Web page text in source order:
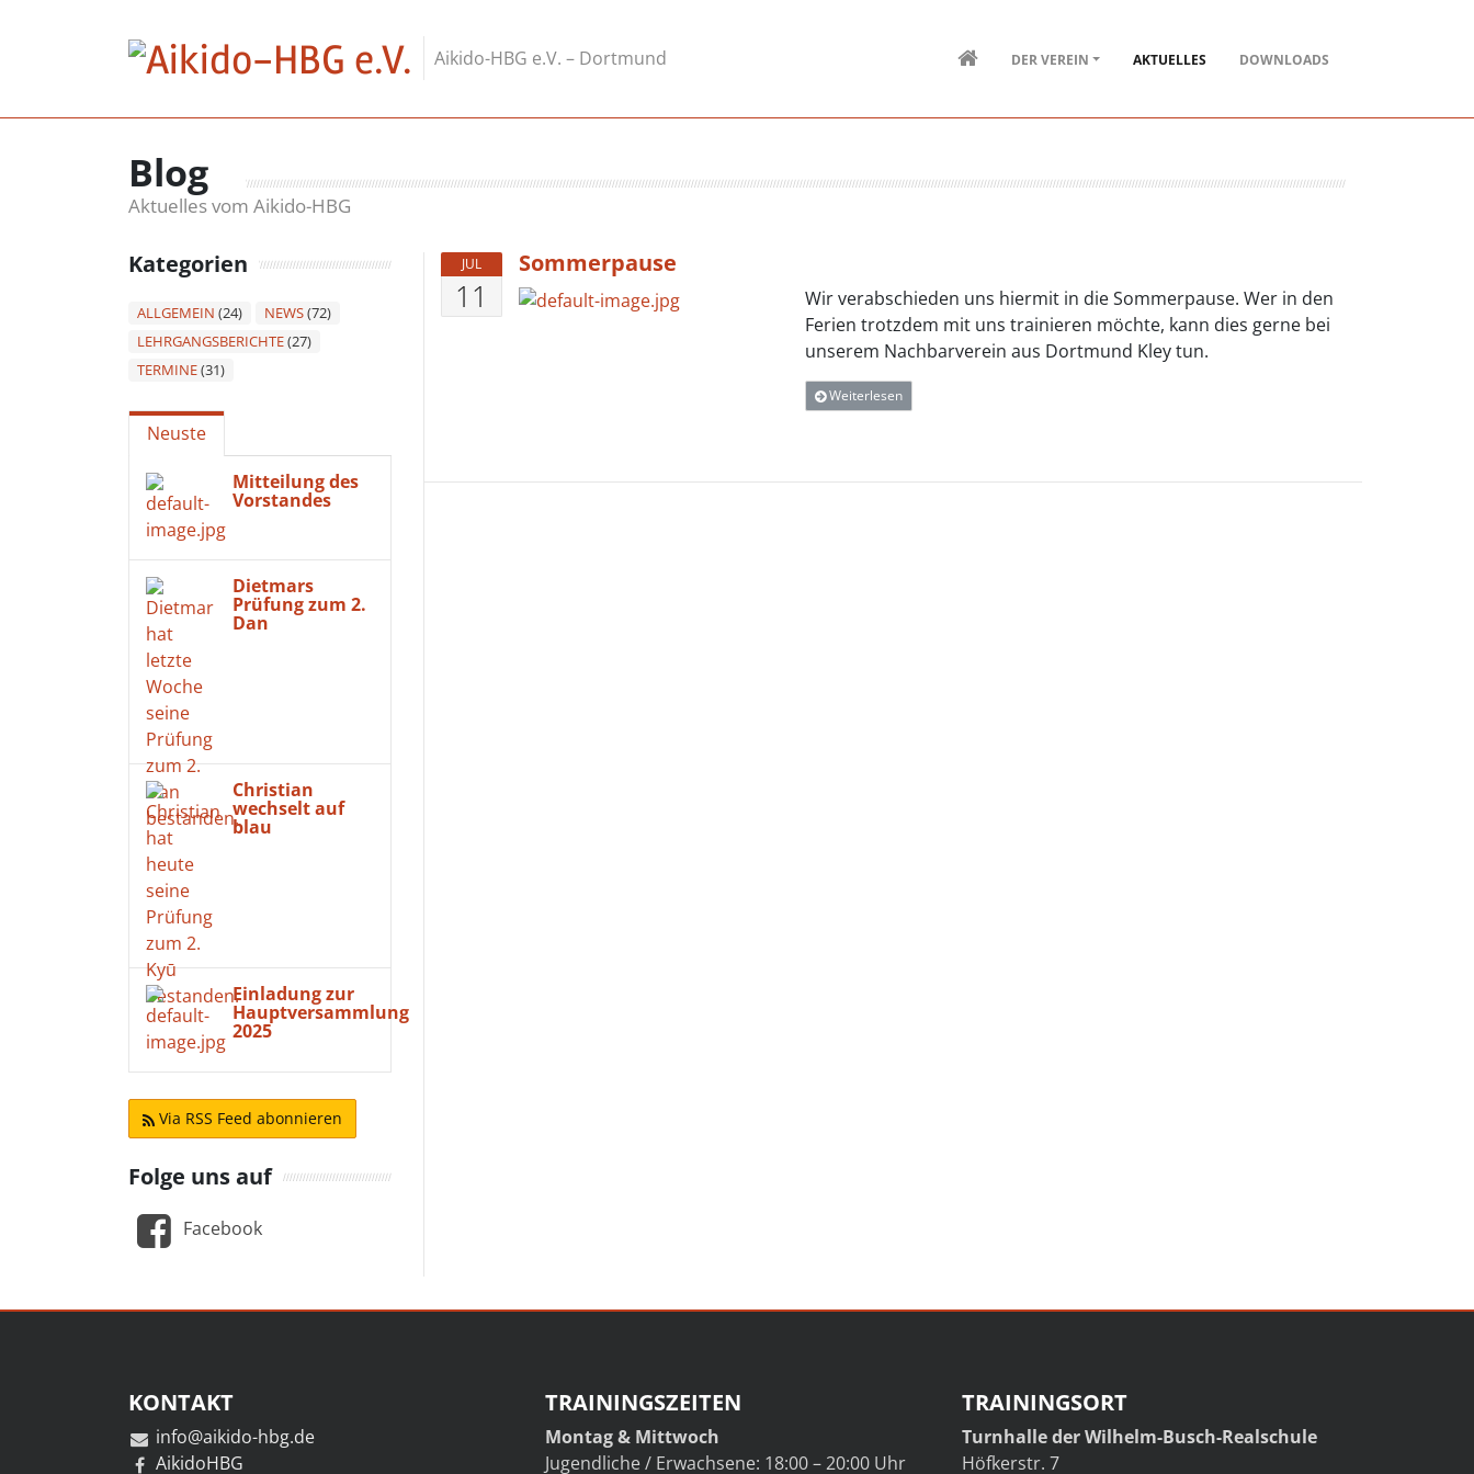
Aikido-HBG e.V. – Dortmund
DER VEREIN AKTUELLES DOWNLOADS
Blog
Aktuelles vom Aikido-HBG
JUL
11
Sommerpause
Wir verabschieden uns hiermit in die Sommerpause. Wer in den
Ferien trotzdem mit uns trainieren möchte, kann dies gerne bei
unserem Nachbarverein aus Dortmund Kley tun.
Weiterlesen
Kategorien
ALLGEMEIN (24) NEWS(72)
LEHRGANGSBERICHTE(27)
TERMINE(31)
Neuste
Mitteilung des
Vorstandes
Dietmars
Prüfung zum 2.
Dan
Christian
wechselt auf
blau
Einladung zur
Hauptversammlung
2025
Via RSS Feed abonnieren
Folge uns auf
Facebook
KONTAKT
info@aikido-hbg.de
AikidoHBG
TRAININGSZEITEN
Montag & Mittwoch
Jugendliche / Erwachsene: 18:00 – 20:00 Uhr
TRAININGSORT
Turnhalle der Wilhelm-Busch-Realschule
Höfkerstr. 7